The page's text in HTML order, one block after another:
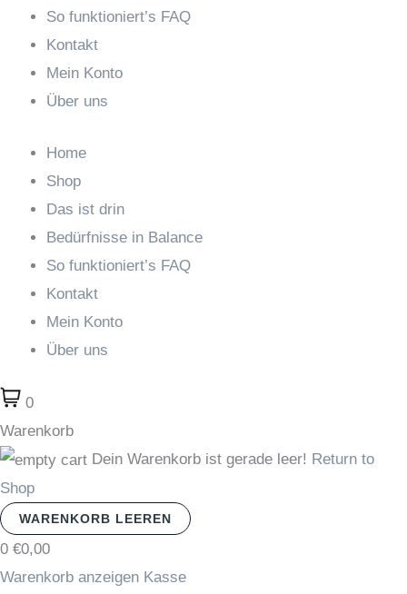
So funktioniert’s FAQ
Kontakt
Mein Konto
Über uns
Home
Shop
Das ist drin
Bedürfnisse in Balance
So funktioniert’s FAQ
Kontakt
Mein Konto
Über uns
0
Warenkorb
Dein Warenkorb ist gerade leer! Return to
Shop
WARENKORB LEEREN
0 €0,00
Warenkorb anzeigen Kasse